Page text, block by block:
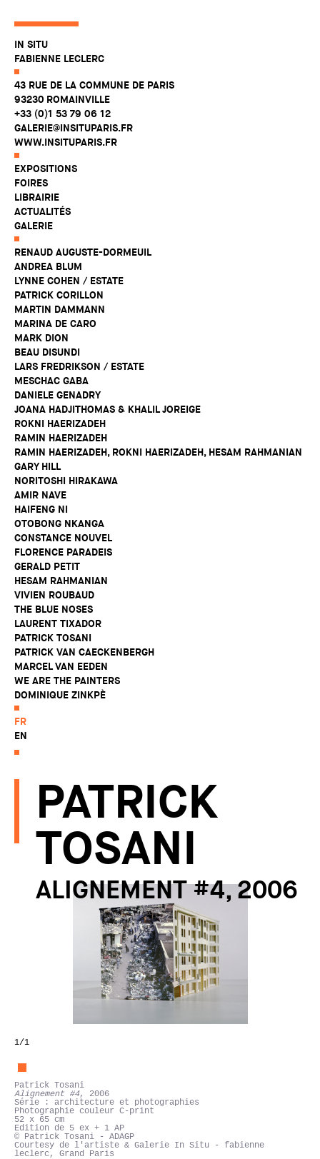
IN SITU
FABIENNE LECLERC
43 RUE DE LA COMMUNE DE PARIS
93230 ROMAINVILLE
+33 (0)1 53 79 06 12
GALERIE@INSITUPARIS.FR
WWW.INSITUPARIS.FR
EXPOSITIONS
FOIRES
LIBRAIRIE
ACTUALITÉS
GALERIE
RENAUD AUGUSTE-DORMEUIL
ANDREA BLUM
LYNNE COHEN / ESTATE
PATRICK CORILLON
MARTIN DAMMANN
MARINA DE CARO
MARK DION
BEAU DISUNDI
LARS FREDRIKSON / ESTATE
MESCHAC GABA
DANIELE GENADRY
JOANA HADJITHOMAS & KHALIL JOREIGE
ROKNI HAERIZADEH
RAMIN HAERIZADEH
RAMIN HAERIZADEH, ROKNI HAERIZADEH, HESAM RAHMANIAN
GARY HILL
NORITOSHI HIRAKAWA
AMIR NAVE
HAIFENG NI
OTOBONG NKANGA
CONSTANCE NOUVEL
FLORENCE PARADEIS
GERALD PETIT
HESAM RAHMANIAN
VIVIEN ROUBAUD
THE BLUE NOSES
LAURENT TIXADOR
PATRICK TOSANI
PATRICK VAN CAECKENBERGH
MARCEL VAN EEDEN
WE ARE THE PAINTERS
DOMINIQUE ZINKPÈ
FR
EN
PATRICK
TOSANI
ALIGNEMENT #4, 2006
1/1
Patrick Tosani
Alignement #4, 2006
Série : architecture et photographies
Photographie couleur C-print
52 x 65 cm
Edition de 5 ex + 1 AP
© Patrick Tosani - ADAGP
Courtesy de l'artiste & Galerie In Situ - fabienne
leclerc, Grand Paris